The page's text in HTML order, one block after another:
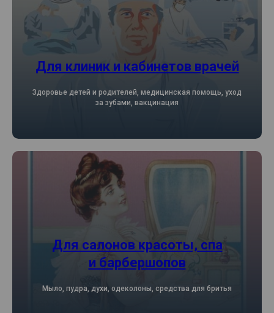
Для клиник и кабинетов врачей
Здоровье детей и родителей, медицинская помощь, уход
за зубами, вакцинация
Для салонов красоты, спа
и барбершопов
Мыло, пудра, духи, одеколоны, средства для бритья